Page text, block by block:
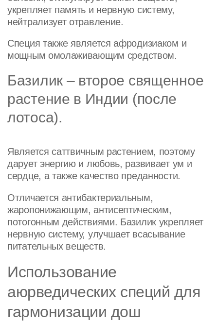
укрепляет память и нервную систему,
нейтрализует отравление.
Специя также является афродизиаком и
мощным омолаживающим средством.
Базилик – второе священное
растение в Индии (после
лотоса).
Является саттвичным растением, поэтому
дарует энергию и любовь, развивает ум и
сердце, а также качество преданности.
Отличается антибактериальным,
жаропонижающим, антисептическим,
потогонным действиями. Базилик укрепляет
нервную систему, улучшает всасывание
питательных веществ.
Использование
аюрведических специй для
гармонизации дош